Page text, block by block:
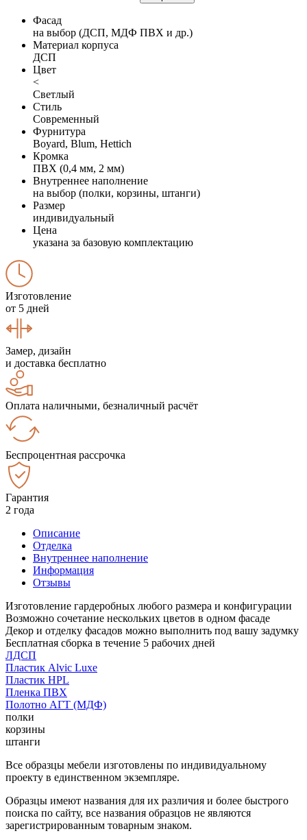
Фасад
на выбор (ДСП, МДФ ПВХ и др.)
Материал корпуса
ДСП
Цвет
<
Светлый
Стиль
Современный
Фурнитура
Boyard, Blum, Hettich
Кромка
ПВХ (0,4 мм, 2 мм)
Внутреннее наполнение
на выбор (полки, корзины, штанги)
Размер
индивидуальный
Цена
указана за базовую комплектацию
Изготовление
от 5 дней
Замер, дизайн
и доставка бесплатно
Оплата наличными, безналичный расчёт
Беспроцентная рассрочка
Гарантия
2 года
Описание
Отделка
Внутреннее наполнение
Информация
Отзывы
Изготовление гардеробных любого размера и конфигурации
Возможно сочетание нескольких цветов в одном фасаде
Декор и отделку фасадов можно выполнить под вашу задумку
Бесплатная сборка в течение 5 рабочих дней
ЛДСП
Пластик Alvic Luxe
Пластик HPL
Пленка ПВХ
Полотно АГТ (МДФ)
полки
корзины
штанги
Все образцы мебели изготовлены по индивидуальному
проекту в единственном экземпляре.
Образцы имеют названия для их различия и более быстрого
поиска по сайту, все названия образцов не являются
зарегистрированным товарным знаком.